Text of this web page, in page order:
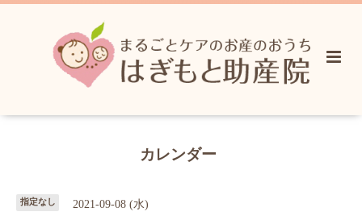
カレンダー
指定なし 2021-09-08 (水)